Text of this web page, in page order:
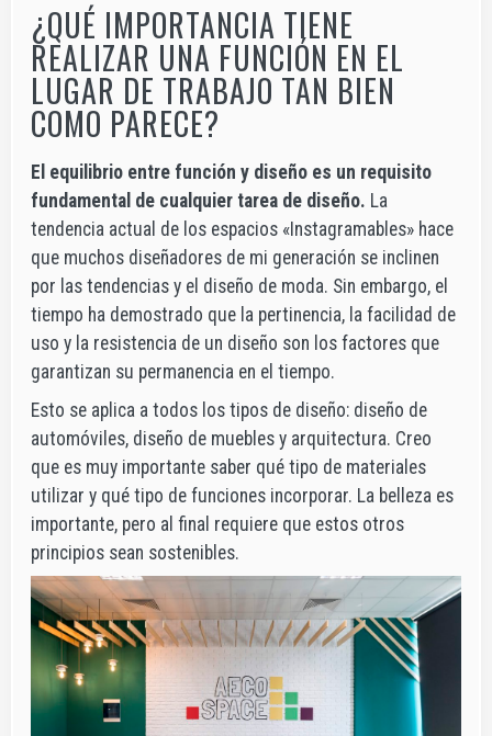
¿QUÉ IMPORTANCIA TIENE
REALIZAR UNA FUNCIÓN EN EL
LUGAR DE TRABAJO TAN BIEN
COMO PARECE?
El equilibrio entre función y diseño es un requisito
fundamental de cualquier tarea de diseño. La
tendencia actual de los espacios «Instagramables» hace
que muchos diseñadores de mi generación se inclinen
por las tendencias y el diseño de moda. Sin embargo, el
tiempo ha demostrado que la pertinencia, la facilidad de
uso y la resistencia de un diseño son los factores que
garantizan su permanencia en el tiempo.
Esto se aplica a todos los tipos de diseño: diseño de
automóviles, diseño de muebles y arquitectura. Creo
que es muy importante saber qué tipo de materiales
utilizar y qué tipo de funciones incorporar. La belleza es
importante, pero al final requiere que estos otros
principios sean sostenibles.